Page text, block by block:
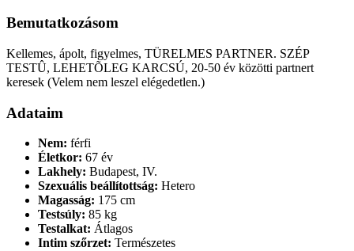
Bemutatkozásom
Kellemes, ápolt, figyelmes, TÜRELMES PARTNER. SZÉP
TESTÛ, LEHETÕLEG KARCSÚ, 20-50 év közötti partnert
keresek (Velem nem leszel elégedetlen.)
Adataim
Nem: férfi
Életkor: 67 év
Lakhely: Budapest, IV.
Szexuális beállítottság: Hetero
Magasság: 175 cm
Testsúly: 85 kg
Testalkat: Átlagos
Intim szőrzet: Természetes